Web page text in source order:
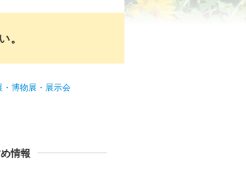
。
博物展・展示会
情報